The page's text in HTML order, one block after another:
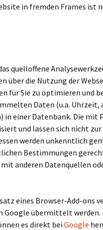
in fremden Frames ist
quelloffene
über die Nutzung der
für Sie zu optimieren und
Daten (u.a.
in einer Datenbank. Die mit
und lassen sich nicht
werden unkenntlich
Bestimmungen
anderen Datenquellen
eines Browser-Add-ons
Google übermittelt werden.
es direkt bei Google